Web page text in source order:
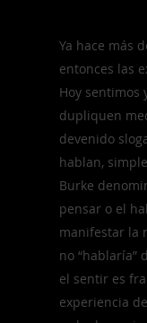
Ya hace más
entonces las
Hoy sentimos
dupliquen
devenido
hablan,
Burke
pensar o el
manifestar la
no
el sentir es
experiencia